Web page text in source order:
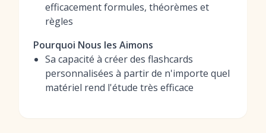
efficacement formules, théorèmes et
règles
Pourquoi Nous les Aimons
Sa capacité à créer des flashcards
personnalisées à partir de n'importe quel
matériel rend l'étude très efficace